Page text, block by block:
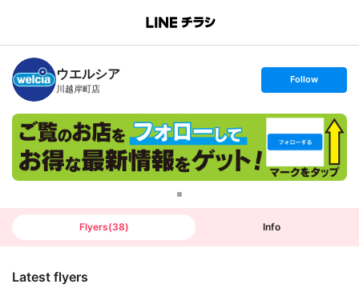
B
n
c
h
T
ウエルシア
川越岸町店
s
t
o
l
o
w
Follow
Flyers(38) Info
Latest flyers